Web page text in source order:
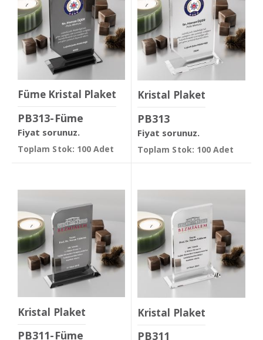
Füme Kristal Plaket
PB313-Füme
Fiyat sorunuz.
Toplam Stok: 100 Adet
Kristal Plaket
PB313
Fiyat sorunuz.
Toplam Stok: 100 Adet
Kristal Plaket
PB311-Füme
Kristal Plaket
PB311